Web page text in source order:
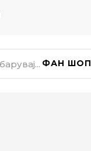
ФАН ШОП